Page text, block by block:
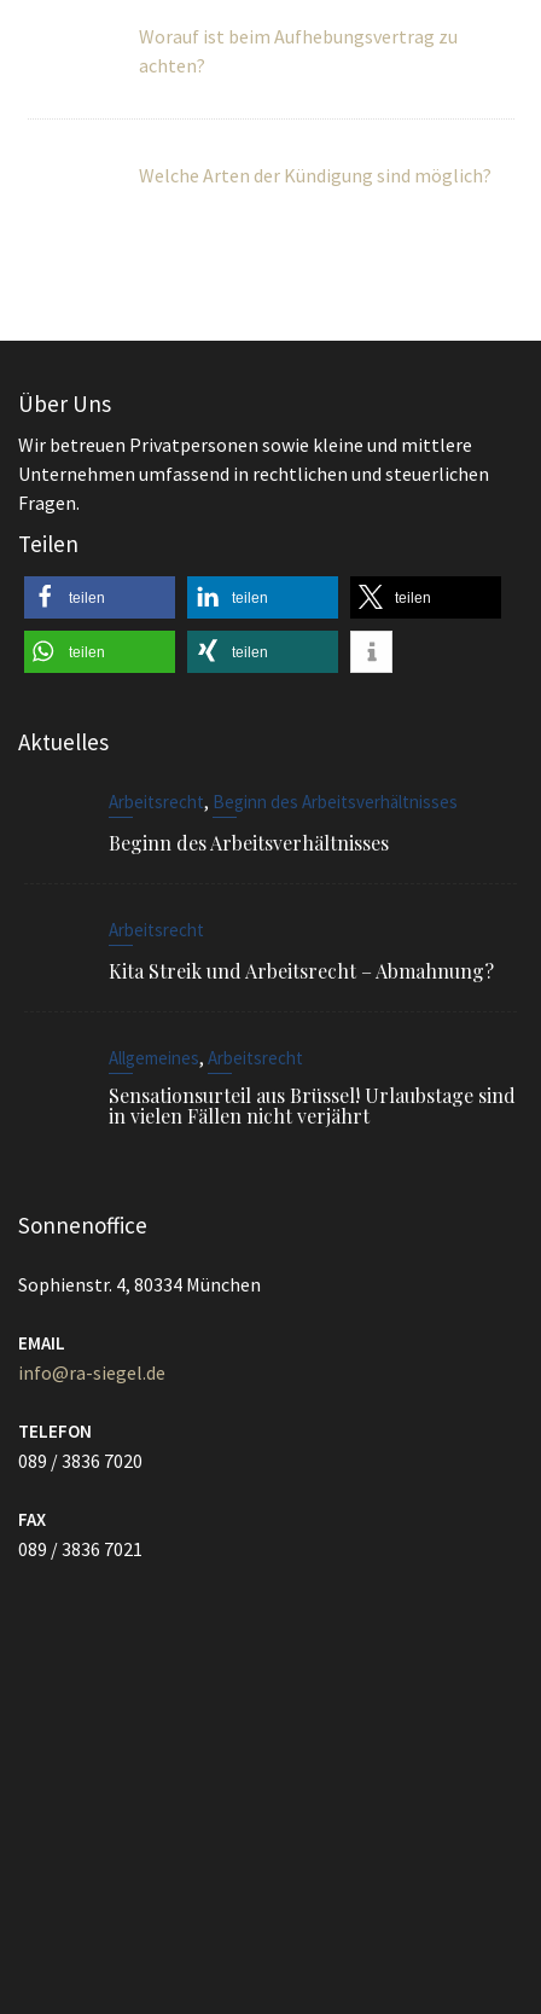
Unternehmen umfassend in rechtlichen und steuerlichen
Teilen
Aktuelles
,Beginn des Arbeitsverhältnisses
Arbeitsrecht
Kita Streik und Arbeitsrecht – Abmahnung?
Allgemeines,
Sensationsurteil aus Brüssel! Urlaubstage sind
in vielen Fällen nicht verjährt
Sonnenoffice
info@ra-siegel.de
TELEFON
FAX